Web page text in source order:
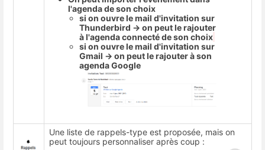
l'agenda de son choix
si on ouvre le mail d'invitation sur
Thunderbird → on peut le rajouter
à l'agenda connecté de son choix
si on ouvre le mail d'invitation sur
Gmail → on peut le rajouter à son
agenda Google
Une liste de rappels-type est proposée, mais on
peut toujours personnaliser après coup :